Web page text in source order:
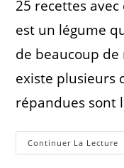
25 recettes
est un légume
de beaucoup
existe plusieurs
répandues sont
Continuer La Lecture